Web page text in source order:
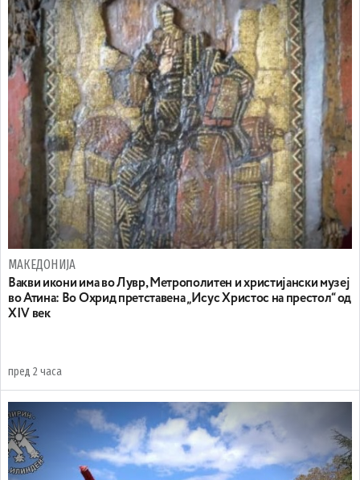
МАКЕДОНИЈА
Вакви икони има во Лувр, Метрополитен и христијански музеј
во Атина: Во Охрид претставена „Исус Христос на престол“ од
XIV век
пред 2 часа